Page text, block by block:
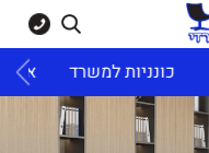
כונניות למשרד